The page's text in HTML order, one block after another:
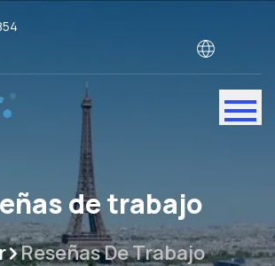
de trabajo
Reseñas De Trabajo